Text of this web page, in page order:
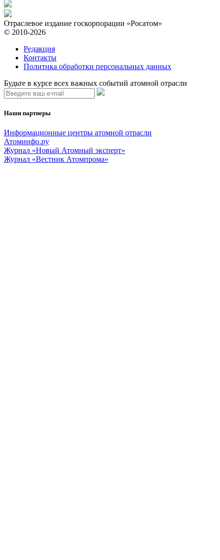
Отраслевое издание госкорпорации «Росатом»
© 2010-2026
Редакция
Контакты
Политика обработки персональных данных
Будьте в курсе всех важных событий атомной отрасли
Наши партнеры
Информационные центры атомной отрасли
Атоминфо.ру
Журнал «Новый Атомный эксперт»
Журнал «Вестник Атомпрома»